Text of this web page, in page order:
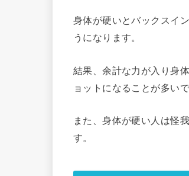
身体が硬いとバックスイ
うになります。
結果、余計な力が入り身
ョットになることが多いで
また、身体が硬い人は怪
す。